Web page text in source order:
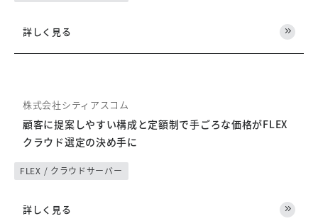
詳しく見る
顧客に提案しやすい構成と定額制で手ごろな価格がFLEX
クラウド選定の決め手に
株式会社シティアスコム
FLEX / クラウドサーバー
詳しく見る